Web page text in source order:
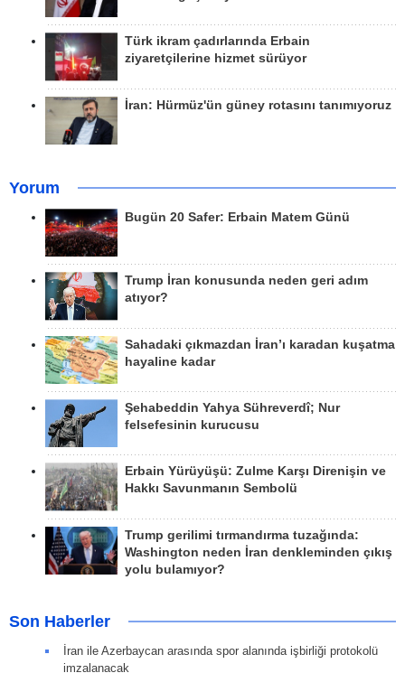
Türk ikram çadırlarında Erbain
ziyaretçilerine hizmet sürüyor
İran: Hürmüz'ün güney rotasını tanımıyoruz
Yorum
Bugün 20 Safer: Erbain Matem Günü
Trump İran konusunda neden geri adım
atıyor?
Sahadaki çıkmazdan İran’ı karadan kuşatma
hayaline kadar
Şehabeddin Yahya Sühreverdî; Nur
felsefesinin kurucusu
Erbain Yürüyüşü: Zulme Karşı Direnişin ve
Hakkı Savunmanın Sembolü
Trump gerilimi tırmandırma tuzağında:
Washington neden İran denkleminden çıkış
yolu bulamıyor?
Son Haberler
İran ile Azerbaycan arasında spor alanında işbirliği protokolü
imzalanacak